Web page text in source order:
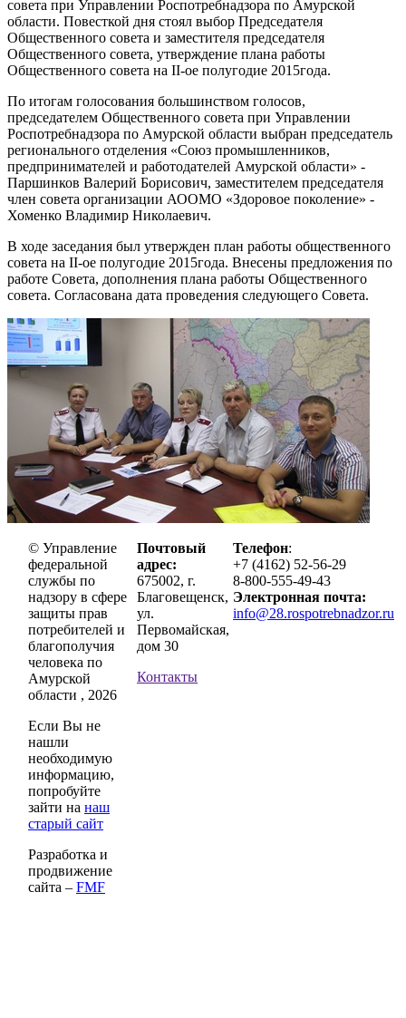
совета при Управлении Роспотребнадзора по Амурской
области. Повесткой дня стоял выбор Председателя
Общественного совета и заместителя председателя
Общественного совета, утверждение плана работы
Общественного совета на II-ое полугодие 2015года.
По итогам голосования большинством голосов,
председателем Общественного совета при Управлении
Роспотребнадзора по Амурской области выбран председатель
регионального отделения «Союз промышленников,
предпринимателей и работодателей Амурской области» -
Паршинков Валерий Борисович, заместителем председателя
член совета организации АООМО «Здоровое поколение» -
Хоменко Владимир Николаевич.
В ходе заседания был утвержден план работы общественного
совета на II-ое полугодие 2015года. Внесены предложения по
работе Совета, дополнения плана работы Общественного
совета. Согласована дата проведения следующего Совета.
© Управление
федеральной
службы по
надзору в сфере
защиты прав
потребителей и
благополучия
человека по
Амурской
области , 2026
Если Вы не
нашли
необходимую
информацию,
попробуйте
зайти на наш
старый сайт
Разработка и
продвижение
сайта – FMF
Почтовый
адрес:
675002, г.
Благовещенск,
ул.
Первомайская,
дом 30
Контакты
Телефон:
+7 (4162) 52-56-29
8-800-555-49-43
Электронная почта:
info@28.rospotrebnadzor.ru